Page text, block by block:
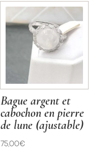
Bague argent et
cabochon en pierre
de lune (ajustable)
75,00€